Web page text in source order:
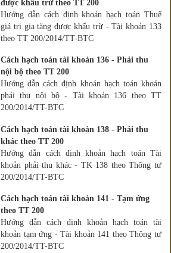
được khấu trừ theo TT 200
Hướng dẫn cách định khoản hạch toán Thuế
giá trị gia tăng được khấu trừ - Tài khoản 133
theo TT 200/2014/TT-BTC
Cách hạch toán tài khoản 136 - Phải thu
nội bộ theo TT 200
Hướng dẫn cách định khoản hạch toán khoản
phải thu nội bộ - Tài khoản 136 theo TT
200/2014/TT-BTC
Cách hạch toán tài khoản 138 - Phải thu
khác theo TT 200
Hướng dẫn cách định khoản hạch toán Tài
khoản phải thu khác - TK 138 theo Thông tư
200/2014/TT-BTC
Cách hạch toán tài khoản 141 - Tạm ứng
theo TT 200
Hướng dẫn cách định khoản hạch toán tài
khoản tạm ứng - Tài khoản 141 theo Thông tư
200/2014/TT-BTC